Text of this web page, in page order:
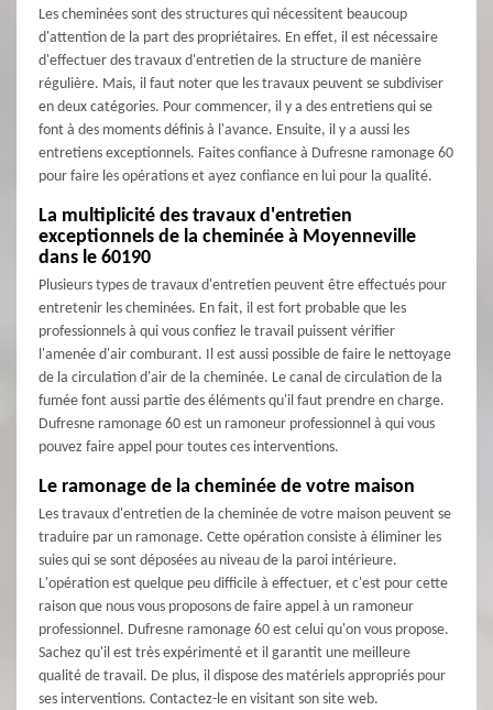
Les cheminées sont des structures qui nécessitent beaucoup
d'attention de la part des propriétaires. En effet, il est nécessaire
d'effectuer des travaux d'entretien de la structure de manière
régulière. Mais, il faut noter que les travaux peuvent se subdiviser
en deux catégories. Pour commencer, il y a des entretiens qui se
font à des moments définis à l'avance. Ensuite, il y a aussi les
entretiens exceptionnels. Faites confiance à Dufresne ramonage 60
pour faire les opérations et ayez confiance en lui pour la qualité.
La multiplicité des travaux d'entretien
exceptionnels de la cheminée à Moyenneville
dans le 60190
Plusieurs types de travaux d'entretien peuvent être effectués pour
entretenir les cheminées. En fait, il est fort probable que les
professionnels à qui vous confiez le travail puissent vérifier
l'amenée d'air comburant. Il est aussi possible de faire le nettoyage
de la circulation d'air de la cheminée. Le canal de circulation de la
fumée font aussi partie des éléments qu'il faut prendre en charge.
Dufresne ramonage 60 est un ramoneur professionnel à qui vous
pouvez faire appel pour toutes ces interventions.
Le ramonage de la cheminée de votre maison
Les travaux d'entretien de la cheminée de votre maison peuvent se
traduire par un ramonage. Cette opération consiste à éliminer les
suies qui se sont déposées au niveau de la paroi intérieure.
L'opération est quelque peu difficile à effectuer, et c'est pour cette
raison que nous vous proposons de faire appel à un ramoneur
professionnel. Dufresne ramonage 60 est celui qu'on vous propose.
Sachez qu'il est très expérimenté et il garantit une meilleure
qualité de travail. De plus, il dispose des matériels appropriés pour
ses interventions. Contactez-le en visitant son site web.